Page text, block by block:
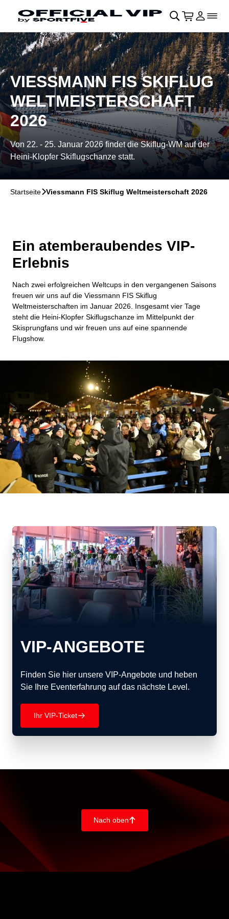
Navigation überspringen􀄫
􀊫 􀍩 Login
􀉩􀌇
VIESSMANN FIS SKIFLUG
WELTMEISTERSCHAFT
2026
Von 22. - 25. Januar 2026 findet die Skiflug-WM auf der
Heini-Klopfer Skiflugschanze statt.
Startseite􀆊Viessmann FIS Skiflug Weltmeisterschaft 2026
Ein atemberaubendes VIP-
Erlebnis
Nach zwei erfolgreichen Weltcups in den vergangenen Saisons
freuen wir uns auf die Viessmann FIS Skiflug
Weltmeisterschaften im Januar 2026. Insgesamt vier Tage
steht die Heini-Klopfer Skiflugschanze im Mittelpunkt der
Skisprungfans und wir freuen uns auf eine spannende
Flugshow.
VIP-ANGEBOTE
Finden Sie hier unsere VIP-Angebote und heben
Sie Ihre Eventerfahrung auf das nächste Level.
Ihr VIP-Ticket􀄫
Nach oben􀄨